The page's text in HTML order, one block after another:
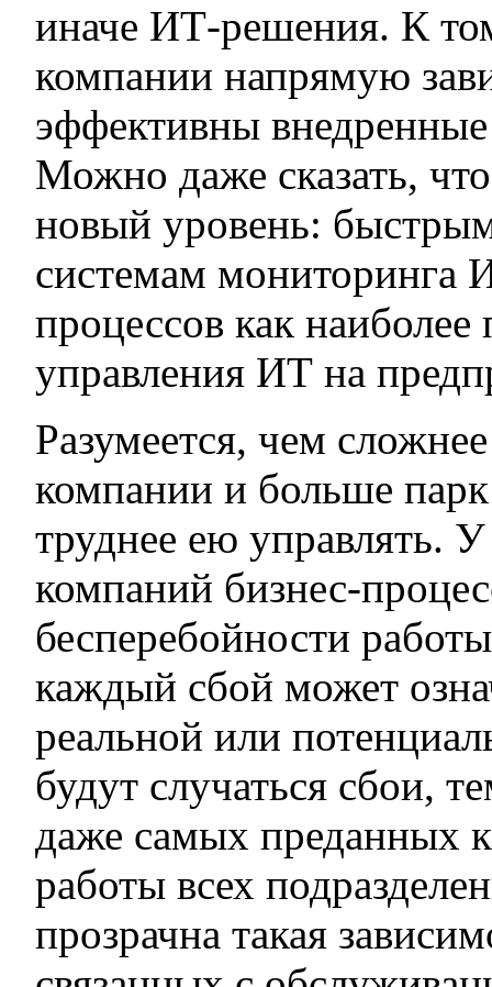
иначе ИТ-решения. К
компании напрямую
эффективны
Можно даже сказать,
новый уровень:
системам мониторинга
процессов как
управления ИТ на
Разумеется, чем
компании и больше
труднее ею управлять.
компаний бизнес-
бесперебойности
каждый сбой может
реальной или
будут случаться сбои,
даже самых преданных
работы всех
прозрачна такая